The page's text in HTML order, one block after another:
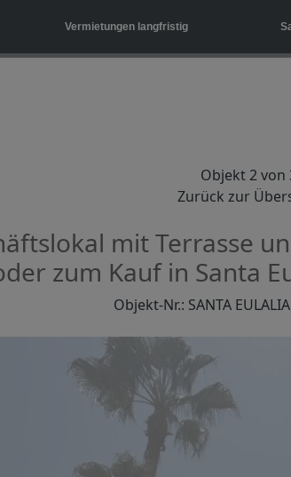
Vermietungen langfristig
Objekt 2 von
Zurück zur
mit Terrasse
zum Kauf in Santa
Objekt-Nr.: SANTA